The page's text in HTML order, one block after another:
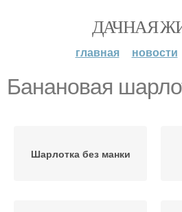
ДАЧНАЯ
главная новости
Банановая
Шарлотка без манки